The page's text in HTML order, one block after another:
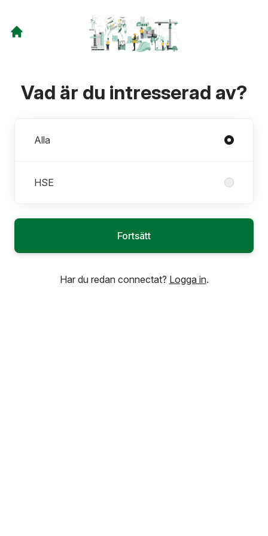
Vad är du intresserad av?
Alla
HSE
Fortsätt
Har du redan connectat? Logga in.